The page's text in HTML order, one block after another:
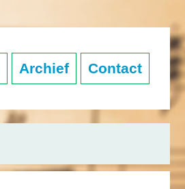
Archief Contact